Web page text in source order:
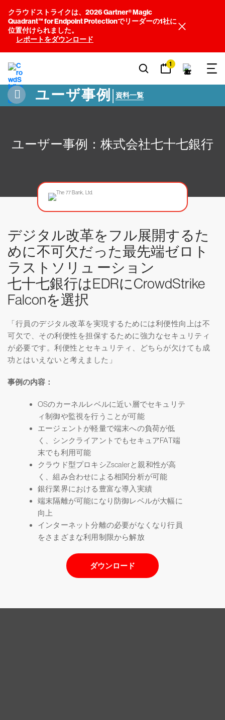
クラウドストライクは、2026 Gartner® Magic
Quadrant™ for Endpoint Protectionでリーダーの1社に
位置付けられました。
レポートをダウンロード
1
ユーザ事例| 資料一覧
ユーザー事例：株式会社七十七銀行
デジタル改革をフル展開するた
めに不可欠だった最先端ゼロト
ラストソリュ ーション
七十七銀行はEDRにCrowdStrike
Falconを選択
「行員のデジタル改革を実現するためには利便性向上は不
可欠で、その利便性を担保するために強力なセキュリティ
が必要です。利便性とセキュリティ、どちらが欠けても成
功とはいえないと考えました」
事例の内容：
OSのカーネルレベルに近い層でセキュリテ
ィ制御や監視を行うことが可能
エージェントが軽量で端末への負荷が低
く、シンクライアントでもセキュアFAT端
末でも利用可能
クラウド型プロキシZscalerと親和性が高
く、組み合わせによる相関分析が可能
銀行業界における豊富な導入実績
端末隔離が可能になり防御レベルが大幅に
向上
インターネット分離の必要がなくなり行員
をさまざまな利用制限から解放
ダウンロード